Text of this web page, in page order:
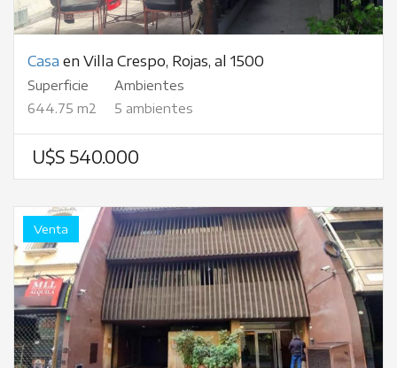
Casa en Villa Crespo, Rojas, al 1500
Superficie
644.75 m2
Ambientes
5 ambientes
U$S 540.000
Venta